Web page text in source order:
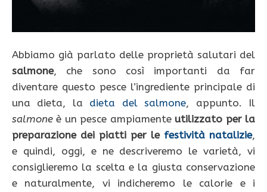
Abbiamo già parlato delle proprietà salutari del
salmone, che sono così importanti da far
diventare questo pesce l’ingrediente principale di
una dieta, la dieta del salmone, appunto. Il
salmone è un pesce ampiamente utilizzato per la
preparazione dei piatti per le festività natalizie,
e quindi, oggi, e ne descriveremo le varietà, vi
consiglieremo la scelta e la giusta conservazione
e naturalmente, vi indicheremo le calorie e i